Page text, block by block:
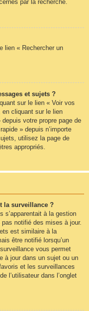
par la recherche.
lien « Rechercher un
et sujets ?
sur le lien « Voir vos
en cliquant sur le lien
votre propre page de
» depuis n’importe
utilisez la page de
appropriés.
la surveillance ?
s’apparentait à la gestion
notifié des mises à jour.
est similaire à la
être notifié lorsqu’un
vous permet
à jour dans un sujet ou un
et les surveillances
l’utilisateur dans l’onglet